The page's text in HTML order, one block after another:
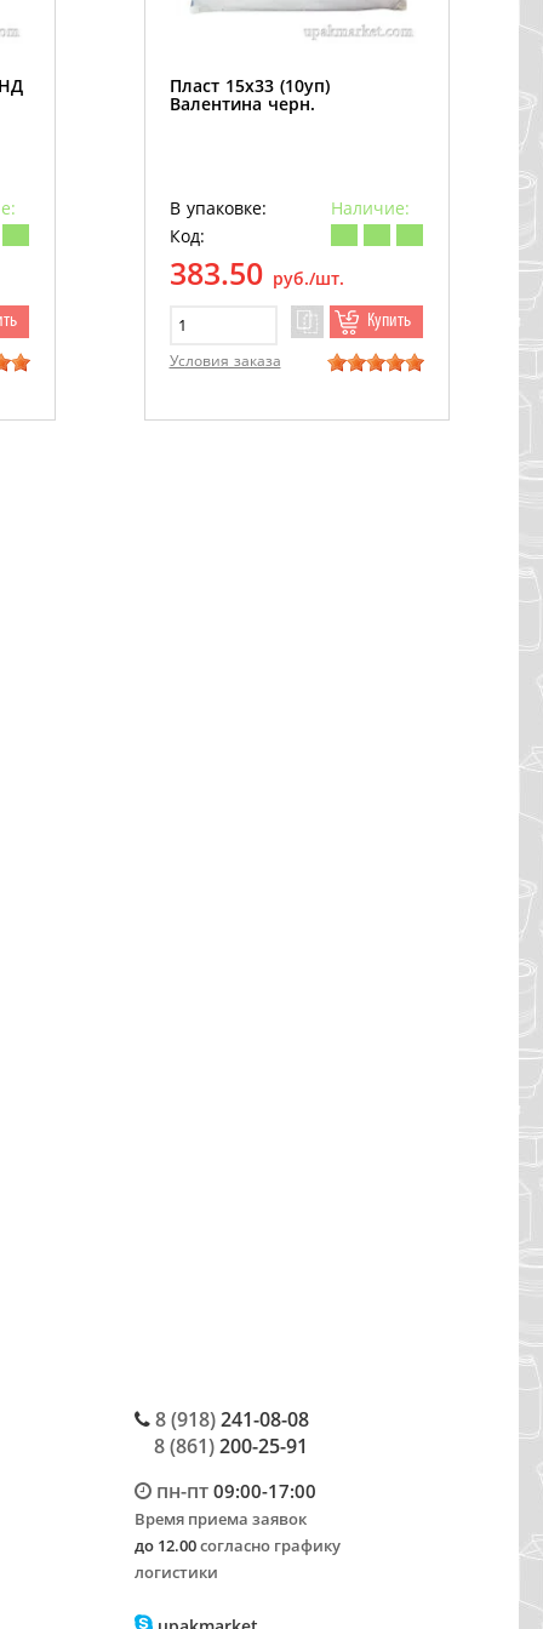
Пласт 15х33 (10уп)
Валентина черн.
В упаковке:
Наличие:
Код:
383.50 руб./шт.
Купить
Условия заказа
8 (918)241-08-08
8 (861)200-25-91
пн-пт09:00-17:00
Время приема заявок
до 12.00согласно графику
логистики